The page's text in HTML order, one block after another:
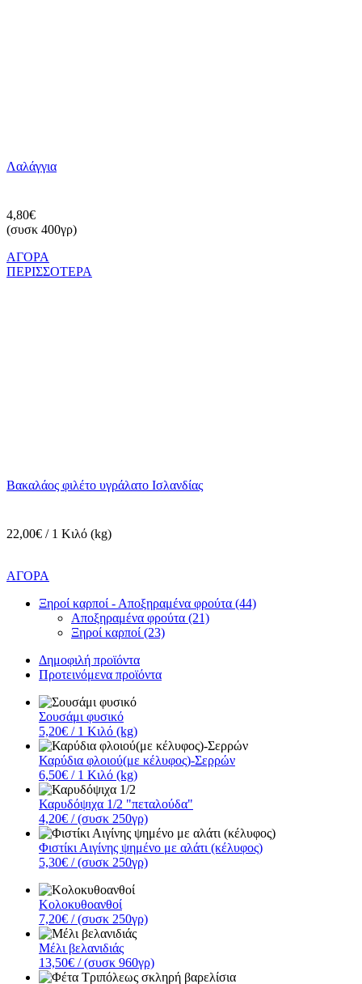
Λαλάγγια
4,80€
(συσκ 400γρ)
ΑΓΟΡΑ
ΠΕΡΙΣΣΟΤΕΡΑ
Βακαλάος φιλέτο υγράλατο Ισλανδίας
22,00€ / 1 Κιλό (kg)
ΑΓΟΡΑ
Ξηροί καρποί - Αποξηραμένα φρούτα (44)
Αποξηραμένα φρούτα (21)
Ξηροί καρποί (23)
Δημοφιλή προϊόντα
Προτεινόμενα προϊόντα
Σουσάμι φυσικό
5,20€ / 1 Κιλό (kg)
Καρύδια φλοιού(με κέλυφος)-Σερρών
6,50€ / 1 Κιλό (kg)
Καρυδόψιχα 1/2 "πεταλούδα"
4,20€ / (συσκ 250γρ)
Φιστίκι Αιγίνης ψημένο με αλάτι (κέλυφος)
5,30€ / (συσκ 250γρ)
Κολοκυθοανθοί
7,20€ / (συσκ 250γρ)
Μέλι βελανιδιάς
13,50€ / (συσκ 960γρ)